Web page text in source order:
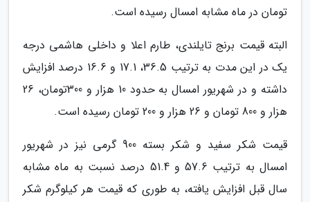
تومان در ماه مشابه امسال رسیده است.
البته قیمت برنج تایلندی، طارم اعلا و داخلی هاشمی درجه
یک در این مدت به ترتیب 36.5، 17.1 و 16.6 درصد افزایش
داشته و در شهریور امسال به حدود 10 هزار و 300تومان، 26
هزار و 800 تومان و 26 هزار و 200 تومان رسیده است.
قیمت شکر سفید و شکر بسته 900 گرمی نیز در شهریور
امسال به ترتیب 57.6 و 51.4 درصد نسبت به ماه مشابه
سال قبل افزایش یافته، به طوری که قیمت هر کیلوگرم شکر